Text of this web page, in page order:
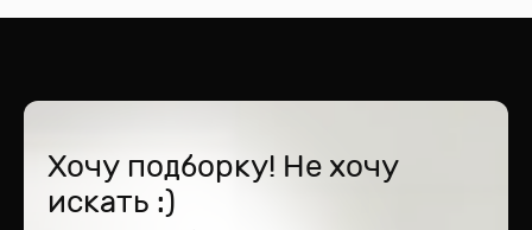
Хочу подборку! Не хочу
искать :)